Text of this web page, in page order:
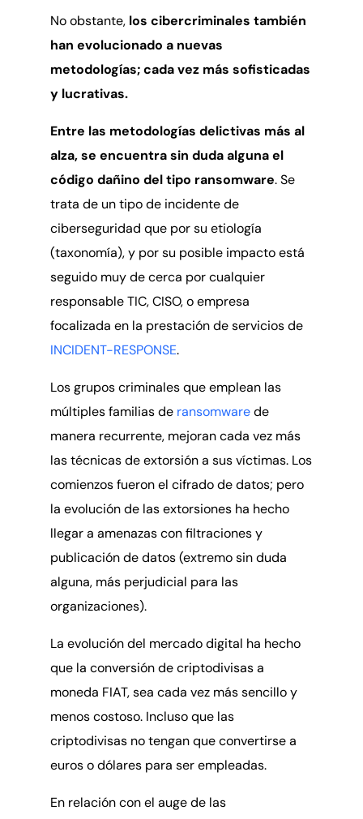
No obstante, los cibercriminales también
han evolucionado a nuevas
metodologías; cada vez más sofisticadas
y lucrativas.
Entre las metodologías delictivas más al
alza, se encuentra sin duda alguna el
código dañino del tipo ransomware. Se
trata de un tipo de incidente de
ciberseguridad que por su etiología
(taxonomía), y por su posible impacto está
seguido muy de cerca por cualquier
responsable TIC, CISO, o empresa
focalizada en la prestación de servicios de
INCIDENT-RESPONSE.
Los grupos criminales que emplean las
múltiples familias de ransomwarede
manera recurrente, mejoran cada vez más
las técnicas de extorsión a sus víctimas. Los
comienzos fueron el cifrado de datos; pero
la evolución de las extorsiones ha hecho
llegar a amenazas con filtraciones y
publicación de datos (extremo sin duda
alguna, más perjudicial para las
organizaciones).
La evolución del mercado digital ha hecho
que la conversión de criptodivisas a
moneda FIAT, sea cada vez más sencillo y
menos costoso. Incluso que las
criptodivisas no tengan que convertirse a
euros o dólares para ser empleadas.
En relación con el auge de las